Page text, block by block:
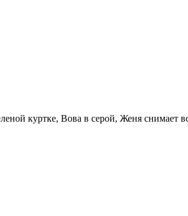
куртке, Вова в серой, Женя снимает